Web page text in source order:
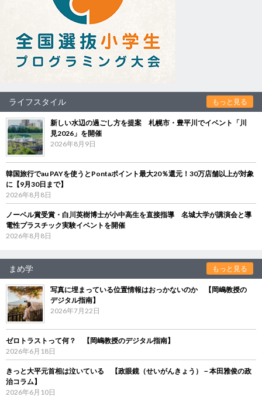
ライフスタイル もっと見る
新しい水辺の過ごし方を提案 札幌市・豊平川でイベント「川
見2026」を開催
2026年8月9日
韓国旅行でau PAYを使うとPontaポイント最大20％還元！30万店舗以上が対象
に【9月30日まで】
2026年8月8日
ノーベル賞受賞・白川英樹博士が小中高生を直接指導 名城大学が講演会と導
電性プラスチック実験イベントを開催
2026年8月8日
まめ学 もっと見る
写真に埋まっている位置情報はおっかないのか 【岡嶋教授の
デジタル指南】
2026年7月22日
ゼロトラストって何？ 【岡嶋教授のデジタル指南】
2026年6月18日
きっと大平元首相は泣いている 【政眼鏡（せいがんきょう）－本田雅俊の政
治コラム】
2026年6月10日